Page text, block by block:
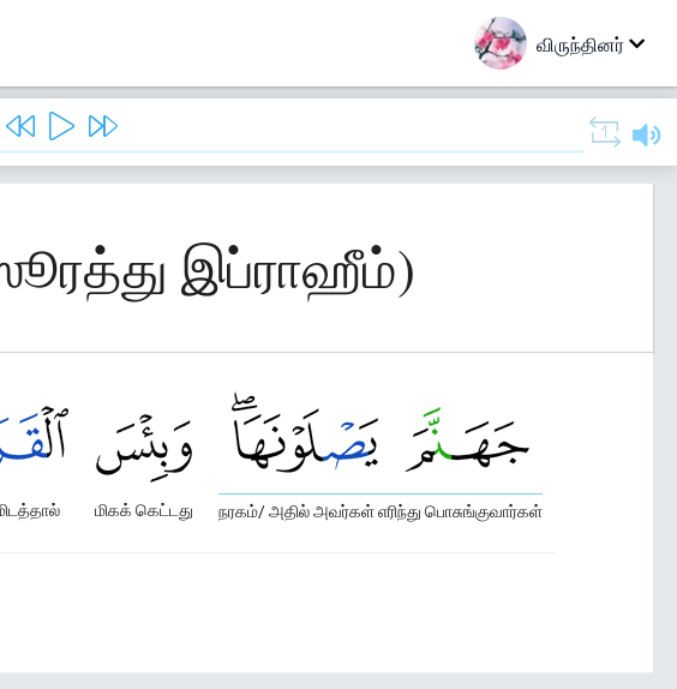
விருந்தினர்
இப்ராஹீம்)
நரகம்/ அதில் அவர்கள் எரிந்து பொசுங்குவார்கள்
மிகக் கெட்டது